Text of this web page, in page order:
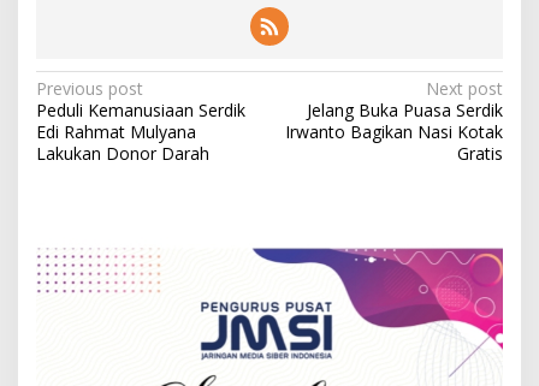
P
o
s
a
v
Previous post
Peduli Kemanusiaan Serdik
Edi Rahmat Mulyana
Lakukan Donor Darah
Next post
Jelang Buka Puasa Serdik
Irwanto Bagikan Nasi Kotak
Gratis